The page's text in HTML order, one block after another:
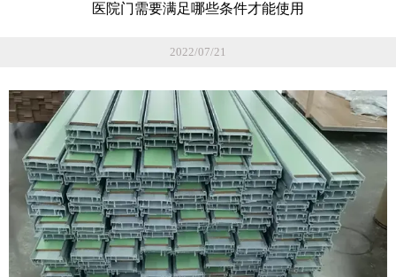
医院门需要满足哪些条件才能使用
2022/07/21